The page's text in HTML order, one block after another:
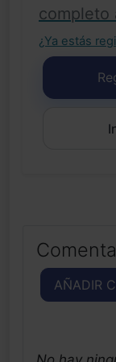
completo
¿Ya estás
AÑADIR